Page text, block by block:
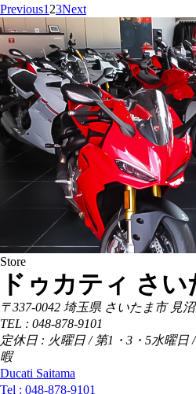
Previous1 23Next
Store
ドゥカティ さい
〒337-0042 埼玉県 さいたま市 見
TEL : 048-878-9101
定休日 : 火曜日 / 第1・3・5水曜日
暇
Ducati Saitama
Tel : 048-878-9101